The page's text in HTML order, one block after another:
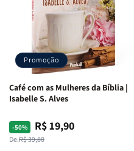
NVA
Capa
Dura
|
Preta
NVA
|
Capa
Dura
|
Promoção
Café com as Mulheres da Bíblia |
Isabelle S. Alves
-50%
Preço
normal
De:R$ 39,80
Preço
promocional
R$ 19,90